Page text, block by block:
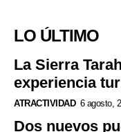
LO ÚLTIMO
La Sierra
experiencia
ATRACTIVIDAD 6 agosto,
Dos nuevos